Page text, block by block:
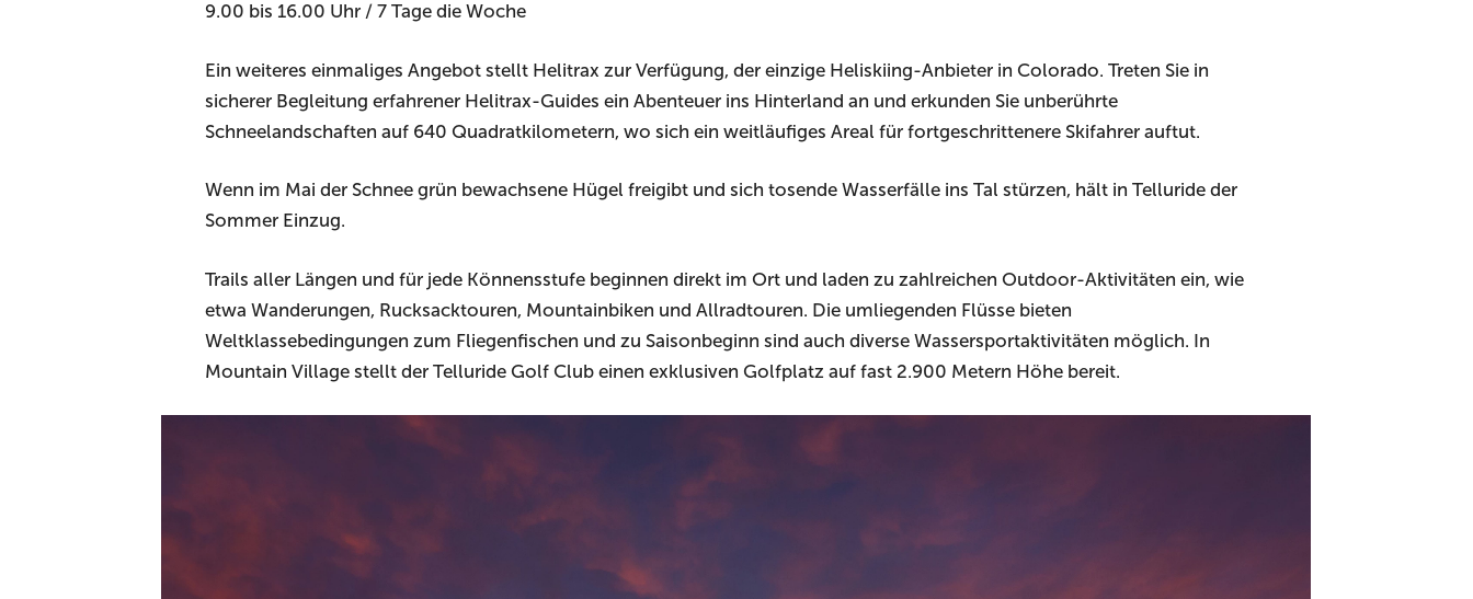
9.00 bis 16.00 Uhr / 7 Tage die Woche
Ein weiteres einmaliges Angebot stellt Helitrax zur Verfügung, der einzige Heliskiing-Anbieter in Colorado. Treten Sie in
sicherer Begleitung erfahrener Helitrax-Guides ein Abenteuer ins Hinterland an und erkunden Sie unberührte
Schneelandschaften auf 640 Quadratkilometern, wo sich ein weitläufiges Areal für fortgeschrittenere Skifahrer auftut.
Wenn im Mai der Schnee grün bewachsene Hügel freigibt und sich tosende Wasserfälle ins Tal stürzen, hält in Telluride der
Sommer Einzug.
Trails aller Längen und für jede Könnensstufe beginnen direkt im Ort und laden zu zahlreichen Outdoor-Aktivitäten ein, wie
etwa Wanderungen, Rucksacktouren, Mountainbiken und Allradtouren. Die umliegenden Flüsse bieten
Weltklassebedingungen zum Fliegenfischen und zu Saisonbeginn sind auch diverse Wassersportaktivitäten möglich. In
Mountain Village stellt der Telluride Golf Club einen exklusiven Golfplatz auf fast 2.900 Metern Höhe bereit.